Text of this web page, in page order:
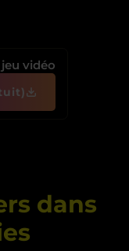
vidéo
dans